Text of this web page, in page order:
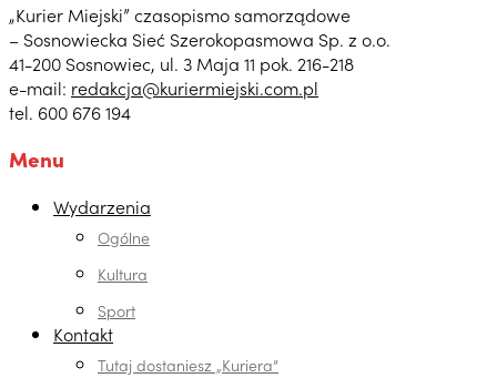
„Kurier Miejski” czasopismo samorządowe
– Sosnowiecka Sieć Szerokopasmowa Sp. z o.o.
41-200 Sosnowiec, ul. 3 Maja 11 pok. 216-218
e-mail: redakcja@kuriermiejski.com.pl
tel. 600 676 194
Menu
Wydarzenia
Ogólne
Kultura
Sport
Kontakt
Tutaj dostaniesz „Kuriera”